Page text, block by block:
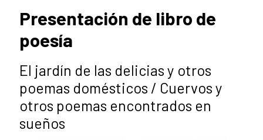
Presentación de libro de
poesía
El jardín de las delicias y otros
poemas domésticos / Cuervos y
otros poemas encontrados en
sueños